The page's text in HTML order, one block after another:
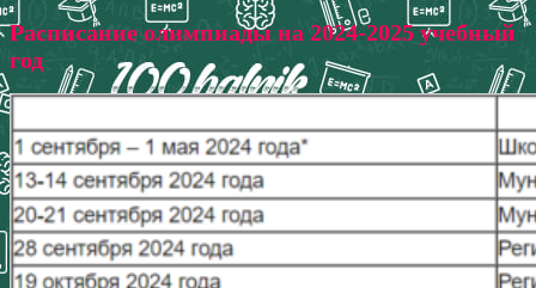
Расписание олимпиады на 2024-2025 учебный
год